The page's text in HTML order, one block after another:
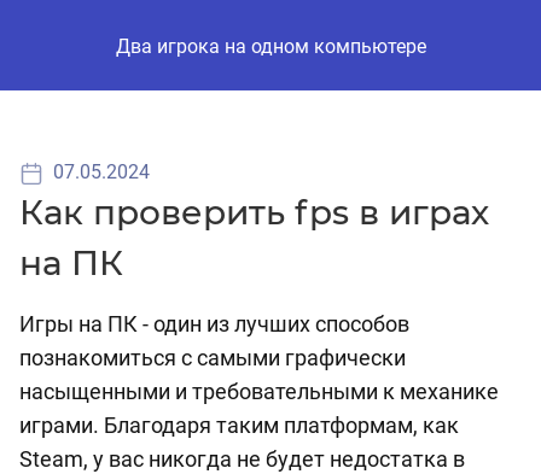
Два игрока на одном компьютере
07.05.2024
Как проверить fps в играх
на ПК
Игры на ПК - один из лучших способов
познакомиться с самыми графически
насыщенными и требовательными к механике
играми. Благодаря таким платформам, как
Steam, у вас никогда не будет недостатка в